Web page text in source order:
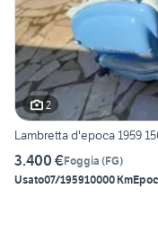
2
Lambretta d'epoca 1959
3.400 €Foggia (FG)
Usato07/195910000 Km